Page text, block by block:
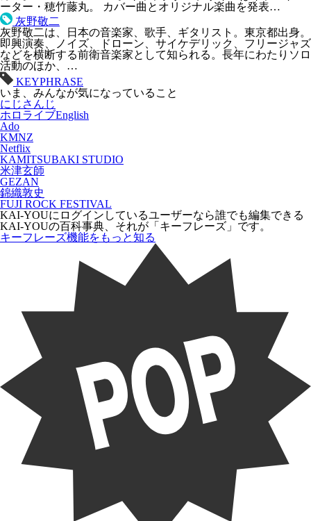
ーター・穂竹藤丸。 カバー曲とオリジナル楽曲を発表…
灰野敬二
灰野敬二は、日本の音楽家、歌手、ギタリスト。東京都出身。
即興演奏、ノイズ、ドローン、サイケデリック、フリージャズ
などを横断する前衛音楽家として知られる。長年にわたりソロ
活動のほか、…
KEYPHRASE
いま、みんなが気になっていること
にじさんじ
ホロライブEnglish
Ado
KMNZ
Netflix
KAMITSUBAKI STUDIO
米津玄師
GEZAN
錦織敦史
FUJI ROCK FESTIVAL
KAI-YOUにログインしているユーザーなら誰でも編集できる
KAI-YOUの百科事典、それが「 キーフレーズ 」です。
キーフレーズ機能をもっと知る